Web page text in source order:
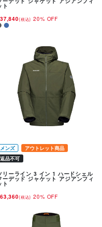
ト
(税込) 20% OFF
メンズ
アウトレット商品
返品不可
リーライン 3 イン 1 ハードシェル
ーデッド ジャケット アジアンフィ
ト
(税込) 20% OFF